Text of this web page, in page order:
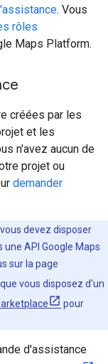
. Vous
rôles
Maps Platform.
créées par les
et les
n'avez aucun de
projet ou
demander
devez disposer
API Google Maps
sur la page
vous disposez d'un
pour
d'assistance